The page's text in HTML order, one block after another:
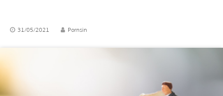
31/05/2021 Pornsin